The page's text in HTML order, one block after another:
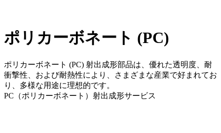
ポリカーボネート (PC)
ポリカーボネート (PC) 射出成形部品は、優れた透明度、耐
衝撃性、および耐熱性により、さまざまな産業で好まれてお
り、多様な用途に理想的です。
PC（ポリカーボネート）射出成形サービス